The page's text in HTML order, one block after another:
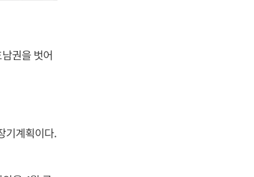
권을 벗어
기계획이다.